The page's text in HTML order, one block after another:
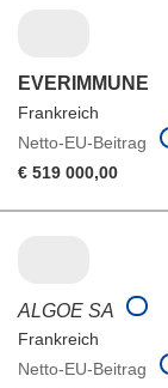
EVERIMMUNE
Frankreich
Netto-EU-Beitrag
€ 519 000,00
ALGOE SA
Frankreich
Netto-EU-Beitrag